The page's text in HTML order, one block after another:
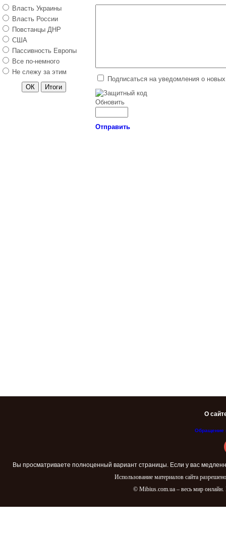
Подписаться на уведомления о
Обновить
Отправить
Власть Украины
Власть России
Повстанцы ДНР
США
Пассивность Европы
Все по-немного
Не слежу за этим
О
Обращение
Вы просматриваете полноценный вариант страницы. Если у вас
Использование материалов сайта
© Mibius.com.ua – весь мир онлайн.